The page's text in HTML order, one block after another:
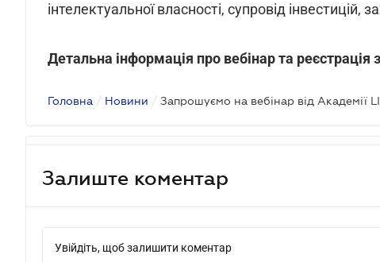
інтелектуальної власності, супровід інвестицій,
Детальна інформація про вебінар та реєстрація
Головна / Новини /
Залиште коментар
Увійдіть, щоб залишити коментар